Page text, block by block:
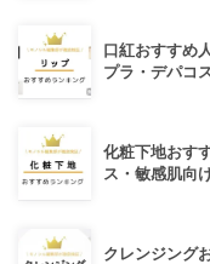
口紅おすすめ
プラ・デパコ
化粧下地おす
ス・敏感肌向
クレンジング